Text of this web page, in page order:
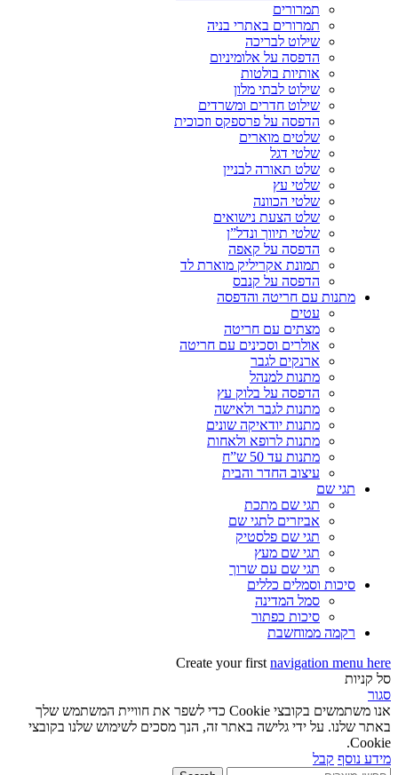
תמרורים
תמרורים באתרי בניה
שילוט לבריכה
הדפסה על אלומיניום
אותיות בולטות
שילוט לבתי מלון
שילוט חדרים ומשרדים
הדפסה על פרספקס וזכוכית
שלטים מוארים
שלטי דגל
שלט תאורה לבניין
שלטי עץ
שלטי הכוונה
שלט הצעת נישואים
שלטי תיווך ונדל”ן
הדפסה על קאפה
תמונת אקריליק מוארת לד
הדפסה על קנבס
מתנות עם חריטה והדפסה
עטים
מצתים עם חריטה
אולרים וסכינים עם חריטה
ארנקים לגבר
מתנות למנהל
הדפסה על בלוק עץ
מתנות לגבר ולאישה
מתנות יודאיקה שונים
מתנות לרופא ולאחות
מתנות עד 50 ש”ח
עיצוב החדר והבית
תגי שם
תגי שם מתכת
אביזרים לתגי שם
תגי שם פלסטיק
תגי שם מעץ
תגי שם עם שרוך
סיכות וסמלים כללים
סמל המדינה
סיכות כפתור
רקמה ממוחשבת
Create your first navigation menu here
סל קניות
סגור
אנו משתמשים בקובצי Cookie כדי לשפר את חוויית המשתמש שלך
באתר שלנו. על ידי גלישה באתר זה, הנך מסכים לשימוש שלנו בקובצי
Cookie.
מידע נוסף קבל